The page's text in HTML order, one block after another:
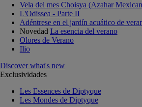
Vela del mes Choisya (Azahar
L'Odissea - Parte II
Adéntrese en el jardín acuático de
Novedad La esencia del verano
Olores de Verano
Ilio
Discover what's new
Exclusividades
Les Essences de Diptyque
Les Mondes de Diptyque